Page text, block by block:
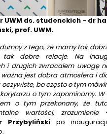
UWM ds. studenckich - dr
prof. UWM.
z tego, że mamy tak
dobre relacje. Na
i drugich zwracałem uwagę
ważna jest dobra atmosfera i
oczywiste, bo często o tym
o tym zapominamy.
o tym przekonany, że
wartości, zrozumienie–
Przybyliński po